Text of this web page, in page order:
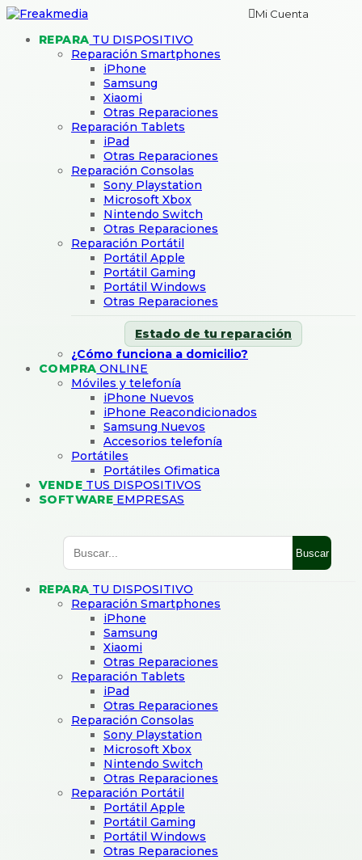
Mi Cuenta
REPARA TU DISPOSITIVO
Reparación Smartphones
iPhone
Samsung
Xiaomi
Otras Reparaciones
Reparación Tablets
iPad
Otras Reparaciones
Reparación Consolas
Sony Playstation
Microsoft Xbox
Nintendo Switch
Otras Reparaciones
Reparación Portátil
Portátil Apple
Portátil Gaming
Portátil Windows
Otras Reparaciones
Estado de tu reparación
¿Cómo funciona a domicilio?
COMPRA ONLINE
Móviles y telefonía
iPhone Nuevos
iPhone Reacondicionados
Samsung Nuevos
Accesorios telefonía
Portátiles
Portátiles Ofimatica
VENDE TUS DISPOSITIVOS
SOFTWARE EMPRESAS
Buscar
REPARA TU DISPOSITIVO
Reparación Smartphones
iPhone
Samsung
Xiaomi
Otras Reparaciones
Reparación Tablets
iPad
Otras Reparaciones
Reparación Consolas
Sony Playstation
Microsoft Xbox
Nintendo Switch
Otras Reparaciones
Reparación Portátil
Portátil Apple
Portátil Gaming
Portátil Windows
Otras Reparaciones